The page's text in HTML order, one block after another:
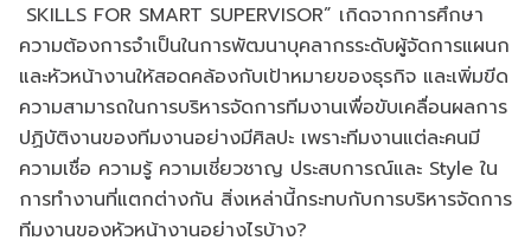
SKILLS FOR SMART SUPERVISOR” เกิดจากการศึกษา
ความต้องการจำเป็นในการพัฒนาบุคลากรระดับผู้จัดการแผนก
และหัวหน้างานให้สอดคล้องกับเป้าหมายของธุรกิจ และเพิ่มขีด
ความสามารถในการบริหารจัดการทีมงานเพื่อขับเคลื่อนผลการ
ปฏิบัติงานของทีมงานอย่างมีศิลปะ เพราะทีมงานแต่ละคนมี
ความเชื่อ ความรู้ ความเชี่ยวชาญ ประสบการณ์และ Style ใน
การทำงานที่แตกต่างกัน สิ่งเหล่านี้กระทบกับการบริหารจัดการ
ทีมงานของหัวหน้างานอย่างไรบ้าง?